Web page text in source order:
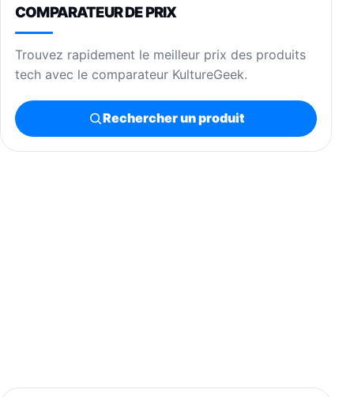
COMPARATEUR DE PRIX
Trouvez rapidement le meilleur prix des produits
tech avec le comparateur KultureGeek.
Rechercher un produit